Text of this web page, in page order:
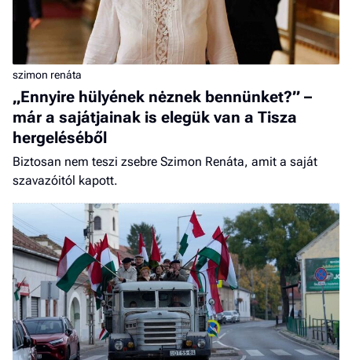
szimon renáta
„Ennyire hülyének nėznek bennünket?” –
már a sajátjainak is elegük van a Tisza
hergeléséből
Biztosan nem teszi zsebre Szimon Renáta, amit a saját
szavazóitól kapott.